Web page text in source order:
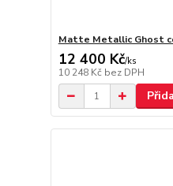
Matte Metallic Ghost
12 400 Kč/ks
10 248 Kč bez DPH